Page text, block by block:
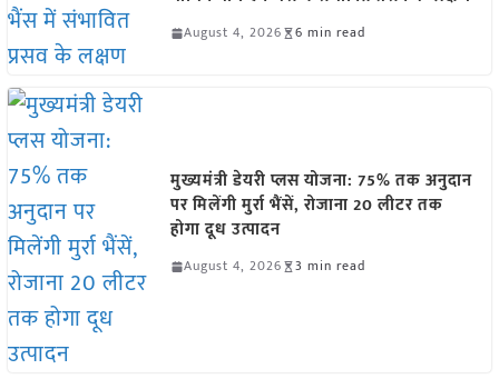
August 4, 2026 6 min read
मुख्यमंत्री डेयरी प्लस योजना: 75% तक अनुदान
पर मिलेंगी मुर्रा भैंसें, रोजाना 20 लीटर तक
होगा दूध उत्पादन
August 4, 2026 3 min read